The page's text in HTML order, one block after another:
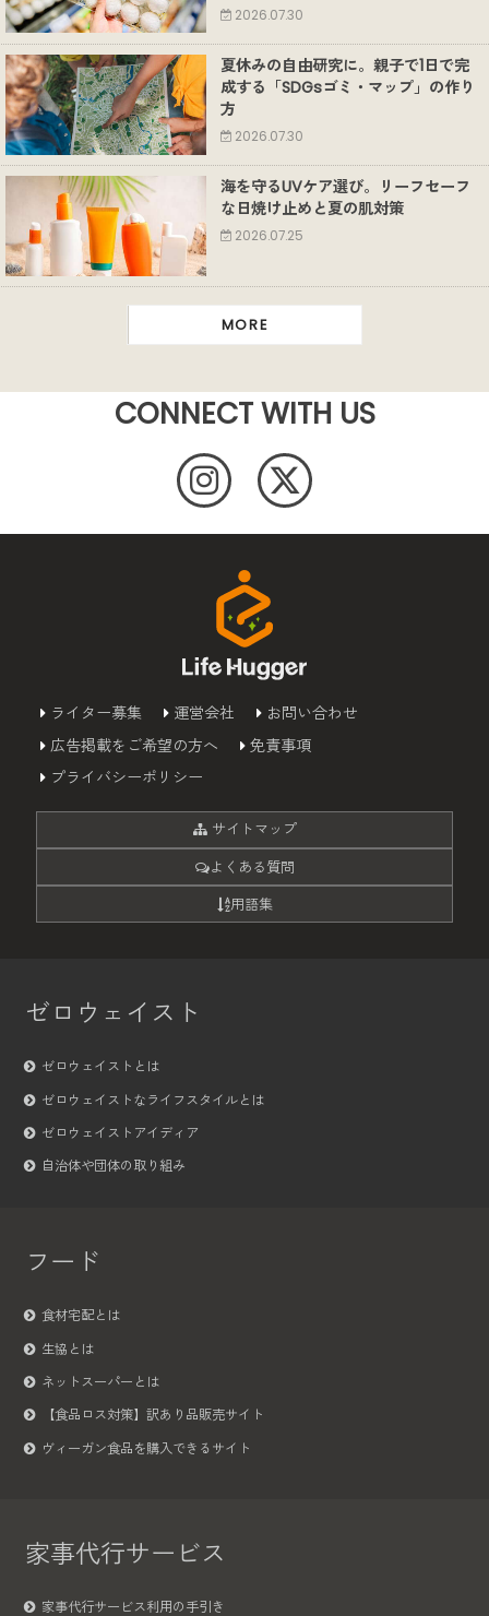
2026.07.30
夏休みの自由研究に。親子で1日で完
成する「SDGsゴミ・マップ」の作り
方
2026.07.30
海を守るUVケア選び。リーフセーフ
な日焼け止めと夏の肌対策
2026.07.25
MORE
CONNECT WITH US
ライター募集 運営会社
お問い合わせ
広告掲載をご希望の方へ
免責事項
プライバシーポリシー
サイトマップ
よくある質問
用語集
ゼロウェイスト
ゼロウェイストとは
ゼロウェイストなライフスタイルとは
ゼロウェイストアイディア
自治体や団体の取り組み
フード
食材宅配とは
生協とは
ネットスーパーとは
【食品ロス対策】訳あり品販売サイト
ヴィーガン食品を購入できるサイト
家事代行サービス
家事代行サービス利用の手引き